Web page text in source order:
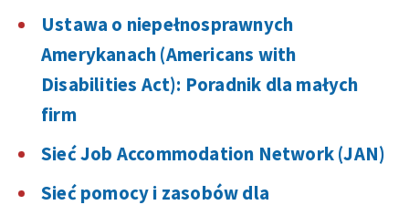
Ustawa o niepełnosprawnych
Amerykanach (Americans with
Disabilities Act): Poradnik dla małych
firm
Sieć Job Accommodation Network (JAN)
Sieć pomocy i zasobów dla